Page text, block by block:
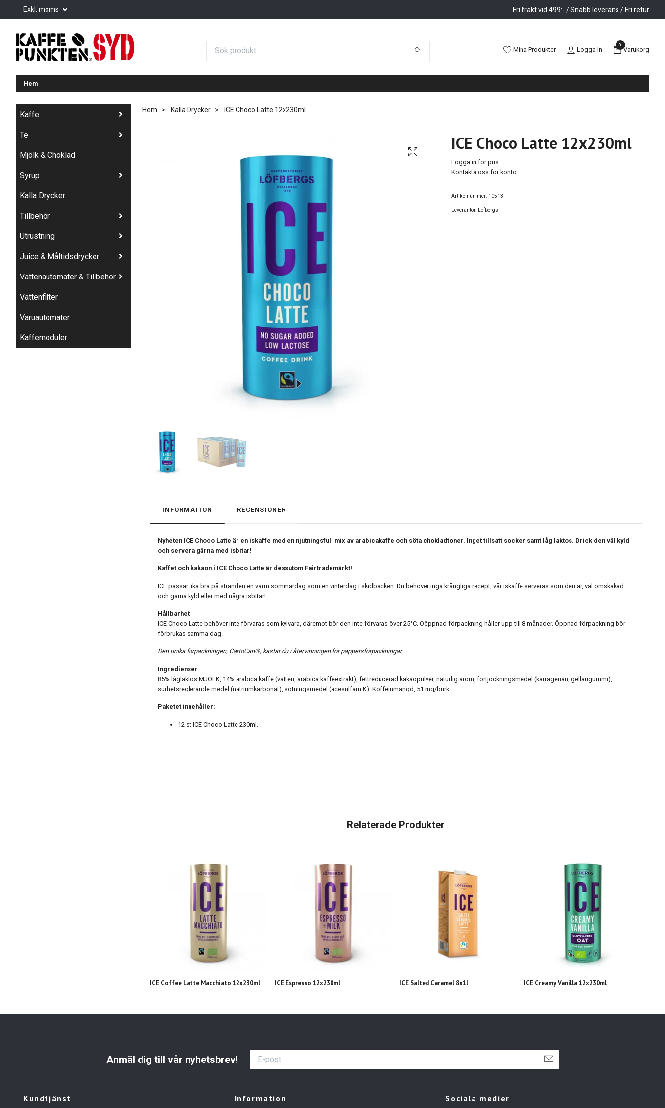
Exkl. moms Fri frakt vid 499:- / Snabb leverans / Fri retur
Mina Produkter Logga In
0
Varukorg
Hem
Kaffe
Te
Mjölk & Choklad
Syrup
Kalla Drycker
Tillbehör
Utrustning
Juice & Måltidsdrycker
Vattenautomater & Tillbehör
Vattenfilter
Varuautomater
Kaffemoduler
Hem Kalla Drycker ICE Choco Latte 12x230ml
ICE Choco Latte 12x230ml
Logga in för pris
Kontakta oss för konto
Artikelnummer: 10513
Leverantör: Löfbergs
INFORMATION RECENSIONER
Nyheten ICE Choco Latte är en iskaffe med en njutningsfull mix av arabicakaffe och söta chokladtoner. Inget tillsatt socker samt låg laktos. Drick den väl kyld
och servera gärna med isbitar!
Kaffet och kakaon i ICE Choco Latte är dessutom Fairtrademärkt!
ICE passar lika bra på stranden en varm sommardag som en vinterdag i skidbacken. Du behöver inga krångliga recept, vår iskaffe serveras som den är, väl omskakad
och gärna kyld eller med några isbitar!
Hållbarhet
ICE Choco Latte behöver inte förvaras som kylvara, däremot bör den inte förvaras över 25°C. Oöppnad förpackning håller upp till 8 månader. Öppnad förpackning bör
förbrukas samma dag.
Den unika förpackningen, CartoCan®, kastar du i återvinningen för pappersförpackningar.
Ingredienser
85% låglaktos MJÖLK, 14% arabica kaffe (vatten, arabica kaffeextrakt), fettreducerad kakaopulver, naturlig arom, förtjockningsmedel (karragenan, gellangummi),
surhetsreglerande medel (natriumkarbonat), sötningsmedel (acesulfam K). Koffeinmängd, 51 mg/burk.
Paketet innehåller:
12 st ICE Choco Latte 230ml.
ICE Coffee Latte Macchiato 12x230ml ICE Espresso 12x230ml ICE Salted Caramel 8x1l ICE Creamy Vanilla 12x230ml
Anmäl dig till vår nyhetsbrev!
Kundtjänst Information Sociala medier